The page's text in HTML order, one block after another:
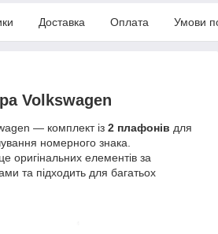
Доставка Оплата Умови
Volkswagen
— комплект із 2 плафонів для
номерного знака.
оригінальних елементів за
та підходить для багатьох